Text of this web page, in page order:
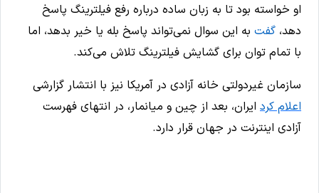
او خواسته بود تا به زبان ساده درباره رفع فیلترینگ پاسخ
دهد، گفتبه این سوال نمی‌تواند پاسخ بله یا خیر بدهد، اما
با تمام توان برای گشایش فیلترینگ تلاش می‌کند.
سازمان غیردولتی خانه آزادی در آمریکا نیز با انتشار گزارشی
اعلام کردایران، بعد از چین و میانمار، در انتهای فهرست
آزادی اینترنت در جهان قرار دارد.